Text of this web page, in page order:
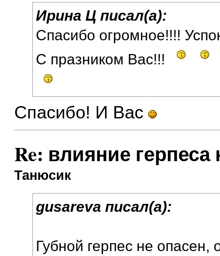
Ирина Ц писал(а):
Спасибо огромное!!!!
С празником Вас!!!
Спасибо! И Вас
Re: влияние
Танюсик
gusareva писал(а):
Губной герпес не опасен,